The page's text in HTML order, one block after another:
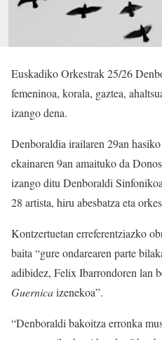
Euskadiko Orkestrak 25/26
femeninoa, korala, gaztea,
izango dena.
Denboraldia irailaren 29an
ekainaren 9an amaituko da
izango ditu Denboraldi
28 artista, hiru abesbatza eta
Kontzertuetan erreferentziazko
baita “gure ondarearen parte
adibidez, Felix Ibarrondoren lan
Guernicaizenekoa”.
“Denboraldi bakoitza erronka